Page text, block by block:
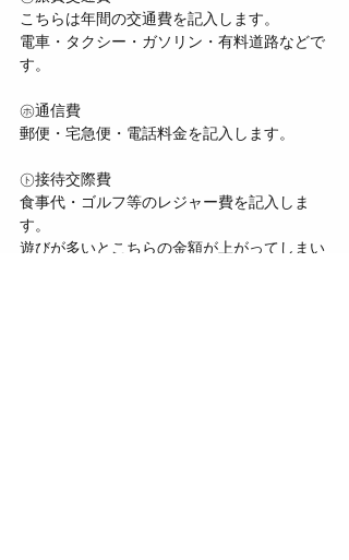
こちらは年間の交通費を記入します。
電車・タクシー・ガソリン・有料道路などで
す。
㋭通信費
郵便・宅急便・電話料金を記入します。
㋣接待交際費
食事代・ゴルフ等のレジャー費を記入しま
す。
遊びが多いとこちらの金額が上がってしまい